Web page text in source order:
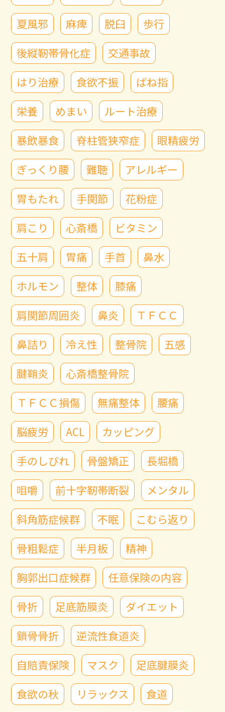
夏風邪
麻痺 脱臼
歩行
後縦靭帯骨化症
交通事故
はり治療
食欲不振
ばね指
栄養
めまい
ルート治療
暴飲暴食
脊柱管狭窄症
眼精疲労
ぎっくり腰
難聴
アレルギー
胃もたれ
手関節
花粉症
肩こり
心斎橋
ビタミン
五十肩
胃痛 手首
鼻水
ホルモン
整体
膝痛
肩関節周囲炎
鼻炎
ＴＦＣＣ
鼻詰り
冷え性 整骨院
五感
腱鞘炎
心斎橋整骨院
ＴＦＣＣ損傷
無痛整体
腰痛
脳疲労
ACL
カッピング
手のしびれ
骨盤矯正
長堀橋
咀嚼
前十字靭帯断裂
メンタル
斜角筋症候群
不眠
こむら返り
骨粗鬆症
半月板
精神
胸郭出口症候群
任意保険の内容
骨折
足底筋膜炎
ダイエット
鎖骨骨折
逆流性食道炎
自賠責保険
マスク
足底腱膜炎
食欲の秋
リラックス
食道